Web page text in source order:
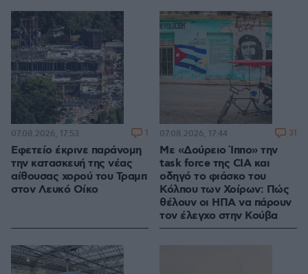
Εφετείο έκρινε παράνομη
την κατασκευή της νέας
αίθουσας χορού του Τραμπ
στον Λευκό Οίκο
07.08.2026, 17:53 1
Με «Δούρειο Ίππο» την
task force της CIA και
οδηγό το φιάσκο του
Κόλπου των Χοίρων: Πώς
θέλουν οι ΗΠΑ να πάρουν
τον έλεγχο στην Κούβα
07.08.2026, 17:44 31